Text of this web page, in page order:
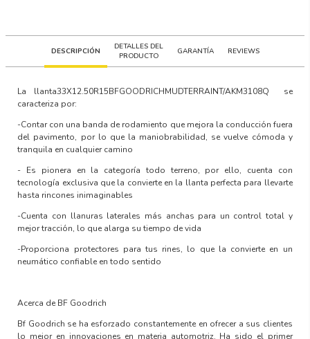
DESCRIPCIÓN
DETALLES DEL
PRODUCTO
GARANTÍA REVIEWS
La llanta33X12.50R15BFGOODRICHMUDTERRAINT/AKM3108Q
se
caracteriza por:
-Contar con una banda de rodamiento que mejora la conducción fuera
del pavimento, por lo que la maniobrabilidad, se vuelve cómoda y
tranquila en cualquier camino
- Es pionera en la categoría todo terreno, por ello, cuenta con
tecnología exclusiva que la convierte en la llanta perfecta para llevarte
hasta rincones inimaginables
-Cuenta con llanuras laterales más anchas para un control total y
mejor tracción, lo que alarga su tiempo de vida
-Proporciona protectores para tus rines, lo que la convierte en un
neumático confiable en todo sentido
Acerca de BF Goodrich
Bf Goodrich se ha esforzado constantemente en ofrecer a sus clientes
lo mejor en innovaciones en materia automotriz. Ha sido el primer